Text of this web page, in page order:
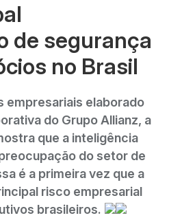
de segurança
no Brasil
empresariais elaborado
do Grupo Allianz, a
que a inteligência
do setor de
é a primeira vez que a
risco empresarial
brasileiros.